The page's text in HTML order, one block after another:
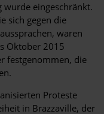
wurde eingeschränkt.
sich gegen die
waren
Oktober 2015
festgenommen, die
Proteste
in Brazzaville, der